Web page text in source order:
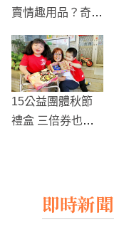
賣情趣用品？奇特
15公益團體秋節
禮盒 三倍券也能
即時新聞